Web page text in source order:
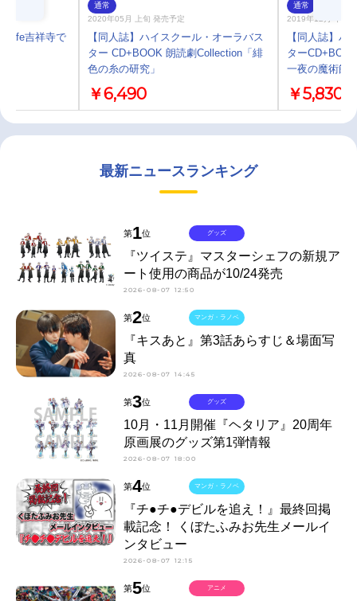
Cafe吉祥寺で
通常
2020年05月 上旬 発売予定
【同人誌】ハイスクール・オーラバス
ター CD+BOOK 朗読劇Collection「緋
色の糸の研究」
￥6,490
通常
2019年12月 下旬
【同人誌】ハ
ター
一夜の魔術師
￥5,830
最新ニュースランキング
第1位
『ツイステ』マスターシェフの新規ア
ート使用の商品が10/24発売
2026-08-07 12:50
グッズ
第2位
『キスあと』第3話あらすじ＆場面写
真
2026-08-07 14:45
マンガ・ラノベ
第3位
10月・11月開催『ヘタリア』20周年
原画展のグッズ第1弾情報
2026-08-07 18:00
グッズ
第4位
『チ●チ●デビルを追え！』最終回掲
載記念！ くぼたふみお先生メールイ
ンタビュー
2026-08-07 12:15
マンガ・ラノベ
第5位 アニメ